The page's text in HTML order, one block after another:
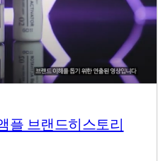
플 브랜드히스토리